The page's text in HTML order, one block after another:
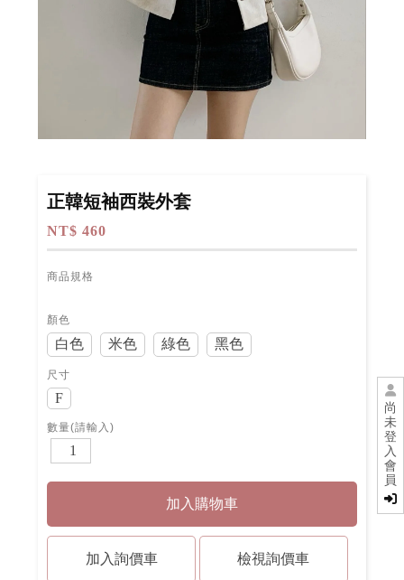
尚
未
登
入
會
員
正韓短袖西裝外套
NT$ 460
商品規格
顏色
白色 米色 綠色 黑色
尺寸
F
數量(請輸入)
檢視詢價車